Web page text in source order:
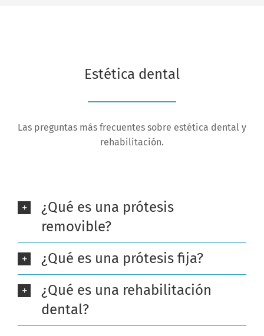
Estética dental
Las preguntas más frecuentes sobre estética dental y
rehabilitación.
¿Qué es una prótesis
removible?
¿Qué es una prótesis fija?
¿Qué es una rehabilitación
dental?